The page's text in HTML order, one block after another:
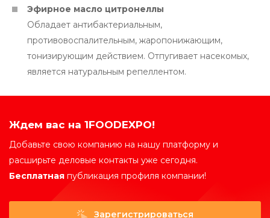
Эфирное масло цитронеллы
Обладает антибактериальным,
противовоспалительным, жаропонижающим,
тонизирующим действием. Отпугивает насекомых,
является натуральным репеллентом.
Ждем вас на 1FOODEXPO!
Добавьте свою компанию на нашу платформу и
расширьте деловые контакты уже сегодня.
Бесплатная публикация профиля компании!
Зарегистрироваться